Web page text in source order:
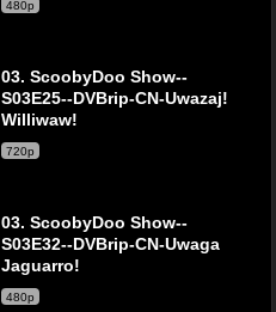
480p
03. ScoobyDoo Show--
S03E25--DVBrip-CN-Uwazaj!
Williwaw!
720p
03. ScoobyDoo Show--
S03E32--DVBrip-CN-Uwaga
Jaguarro!
480p